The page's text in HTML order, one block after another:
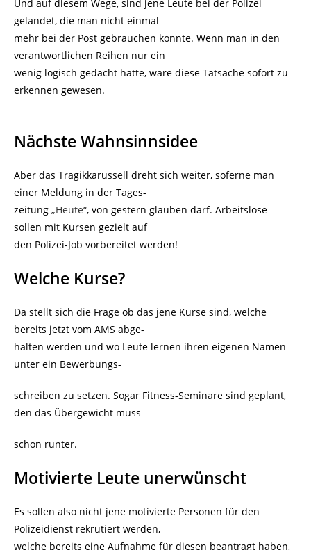
Und auf diesem Wege, sind jene Leute bei der Polizei
gelandet, die man nicht einmal
mehr bei der Post gebrauchen konnte. Wenn man in den
verantwortlichen Reihen nur ein
wenig logisch gedacht hätte, wäre diese Tatsache sofort zu
erkennen gewesen.
Nächste Wahnsinnsidee
Aber das Tragikkarussell dreht sich weiter, soferne man
einer Meldung in der Tages-
zeitung „Heute“, von gestern glauben darf. Arbeitslose
sollen mit Kursen gezielt auf
den Polizei-Job vorbereitet werden!
Welche Kurse?
Da stellt sich die Frage ob das jene Kurse sind, welche
bereits jetzt vom AMS abge-
halten werden und wo Leute lernen ihren eigenen Namen
unter ein Bewerbungs-
schreiben zu setzen. Sogar Fitness-Seminare sind geplant,
den das Übergewicht muss
schon runter.
Motivierte Leute unerwünscht
Es sollen also nicht jene motivierte Personen für den
Polizeidienst rekrutiert werden,
welche bereits eine Aufnahme für diesen beantragt haben,